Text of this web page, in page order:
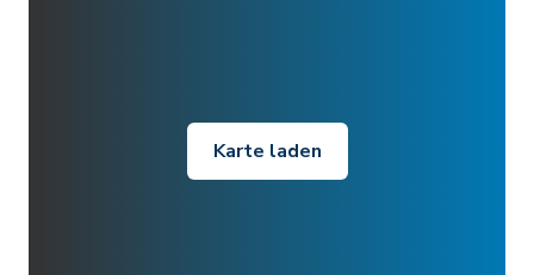
Karte laden